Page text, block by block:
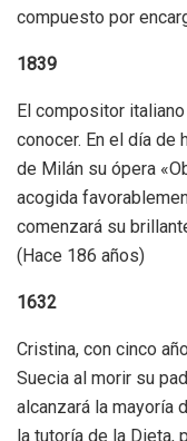
compuesto por
1839
El compositor
conocer. En el día de
de Milán su ópera
acogida
comenzará su
(Hace 186 años)
1632
Cristina, con cinco
Suecia al morir su
alcanzará la mayoría
la tutoría de la Dieta,